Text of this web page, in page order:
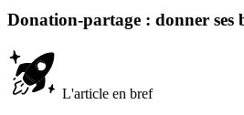
Donation-partage : donner ses
L'article en bref